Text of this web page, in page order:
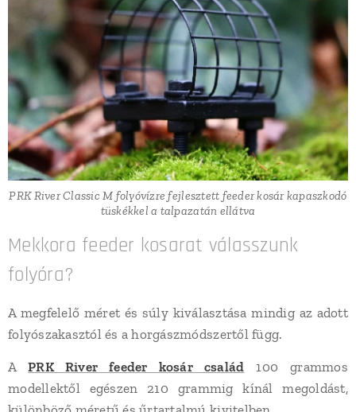
PRK River Classic M folyóvízre fejlesztett feeder kosár kapaszkodó
tüskékkel a talpazatán ellátva
Mekkora feeder kosarat válasszunk
folyóra?
A megfelelő méret és súly kiválasztása mindig az adott
folyószakasztól és a horgászmódszertől függ.
APRK River feeder kosár család 100 grammos
modellektől egészen 210 grammig kínál megoldást,